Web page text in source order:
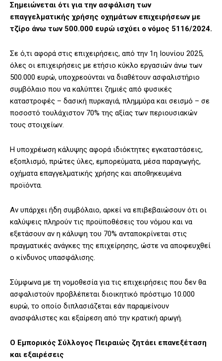
Σημειώνεται ότι για την ασφάλιση των
επαγγελματικής χρήσης οχημάτων επιχειρήσεων με
τζίρο άνω των 500.000 ευρώ ισχύει ο νόμος 5116/2024.
Σε ό,τι αφορά στις επιχειρήσεις, από την 1η Ιουνίου 2025,
όλες οι επιχειρήσεις με ετήσιο κύκλο εργασιών άνω των
500.000 ευρώ, υποχρεούνται να διαθέτουν ασφαλιστήριο
συμβόλαιο που να καλύπτει ζημιές από φυσικές
καταστροφές – δασική πυρκαγιά, πλημμύρα και σεισμό – σε
ποσοστό τουλάχιστον 70% της αξίας των περιουσιακών
τους στοιχείων.
Η υποχρέωση κάλυψης αφορά ιδιόκτητες εγκαταστάσεις,
εξοπλισμό, πρώτες ύλες, εμπορεύματα, μέσα παραγωγής,
οχήματα επαγγελματικής χρήσης και αποθηκευμένα
προϊόντα.
Αν υπάρχει ήδη συμβόλαιο, αρκεί να επιβεβαιώσουν ότι οι
καλύψεις πληρούν τις προϋποθέσεις του νόμου και να
εξετάσουν αν η κάλυψη του 70% ανταποκρίνεται στις
πραγματικές ανάγκες της επιχείρησης, ώστε να αποφευχθεί
ο κίνδυνος υπασφάλισης.
Σύμφωνα με τη νομοθεσία για τις επιχειρήσεις που δεν θα
ασφαλιστούν προβλέπεται διοικητικό πρόστιμο 10.000
ευρώ, το οποίο διπλασιάζεται εάν παραμείνουν
ανασφάλιστες και εξαίρεση από την κρατική αρωγή.
Ο Εμπορικός Σύλλογος Πειραιώς ζητάει επανεξέταση
και εξαιρέσεις